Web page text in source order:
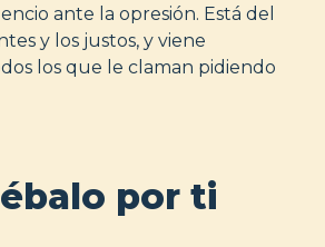
ante la opresión. Está del
y los justos, y viene
los que le claman pidiendo
por ti